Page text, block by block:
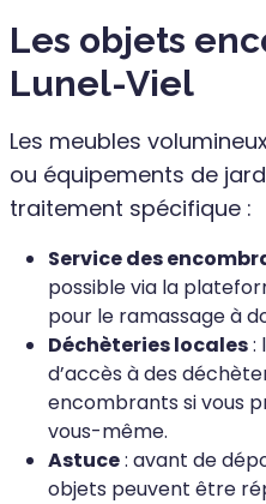
Les objets
Lunel-Viel
Les meubles
ou équipements de
traitement spécifique :
Service des
possible via la
pour le ramassage à
Déchèteries locales:
d’accès à des
encombrants si vous
vous-même.
Astuce: avant de
objets peuvent être